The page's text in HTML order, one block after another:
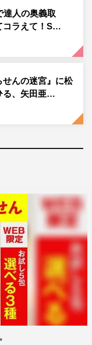
門脇麦、酒向芳が
SPドラマの舞台
界。住民会後か
ィーまでの空白の
して新たに撮りお
は解決したの
んの2人が、“交換
ような関係性に
ボも決定。MCの
ナウンサーがカム
『あな番』の名
り返りつつ、劇場
とで、こちらも注
達人の奥義取
コラえて！S…
せんの迷宮』に松
る、矢田亜…